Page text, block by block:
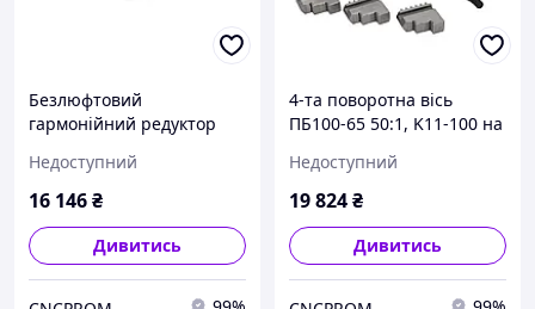
Безлюфтовий
гармонійний редуктор
Недоступний
16 146₴
Дивитись
4-та поворотна вісь
ПБ100-65 50:1, K11-100 на
безлюфтовому
гармонічному
Недоступний
19 824₴
Дивитись